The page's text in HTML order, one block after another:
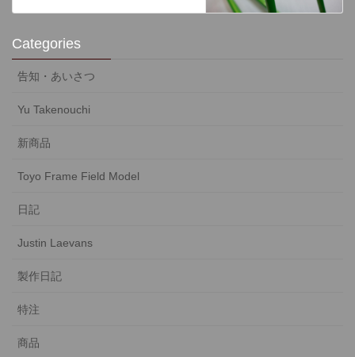
Categories
告知・あいさつ
Yu Takenouchi
新商品
Toyo Frame Field Model
日記
Justin Laevans
製作日記
特注
商品